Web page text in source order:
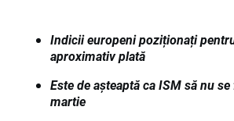
Indicii europeni poziționați
aproximativ plată
Este de așteaptă ca ISM să nu
martie